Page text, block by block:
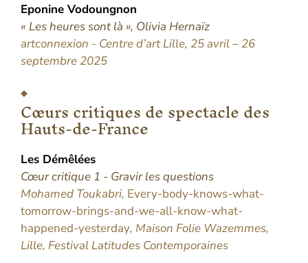
Eponine Vodoungnon
« Les heures sont là », Olivia Hernaïz
artconnexion - Centre d’art Lille, 25 avril – 26
septembre 2025
Cœurs critiques de spectacle des
Hauts-de-France
Les Démêlées
Cœur critique 1 - Gravir les questions
Mohamed Toukabri, Every-body-knows-what-
tomorrow-brings-and-we-all-know-what-
happened-yesterday, Maison Folie Wazemmes,
Lille, Festival Latitudes Contemporaines